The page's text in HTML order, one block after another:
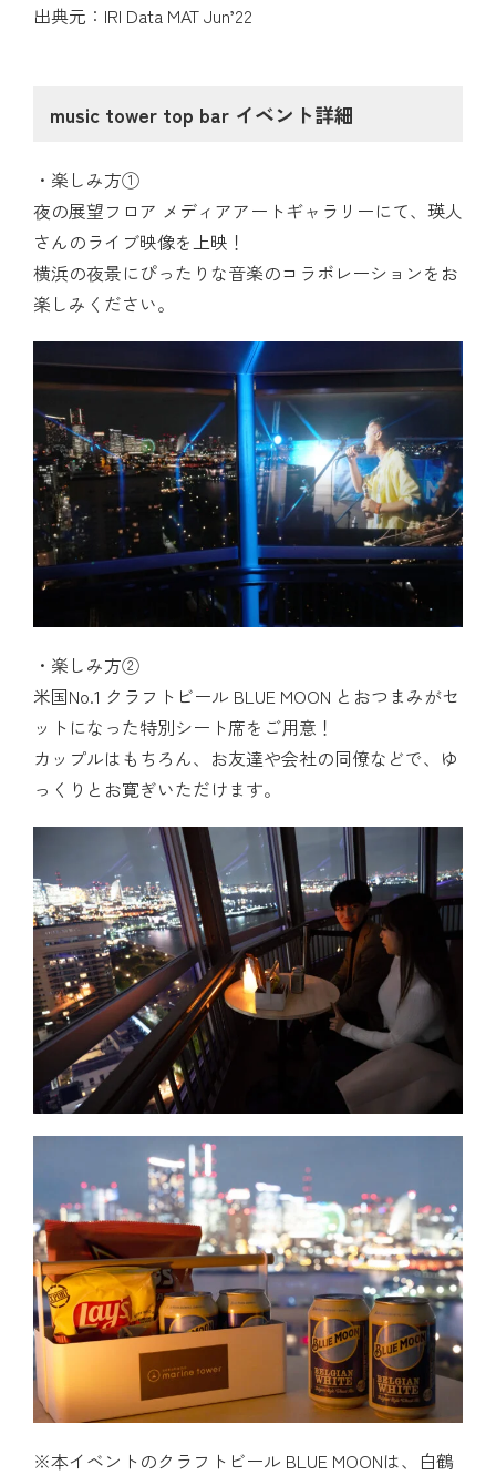
出典元：IRI Data MAT Jun’22
music tower top bar イベント詳細
楽しみ方①
夜の展望フロア メディアアートギャラリーにて、瑛人
さんのライブ映像を上映！
横浜の夜景にぴったりな音楽のコラボレーションをお
楽しみください。
楽しみ方②
米国No.1 クラフトビール BLUE MOON とおつまみがセ
ットになった特別シート席をご用意！
カップルはもちろん、お友達や会社の同僚などで、ゆ
っくりとお寛ぎいただけます。
※本イベントのクラフトビール BLUE MOONは、白鶴